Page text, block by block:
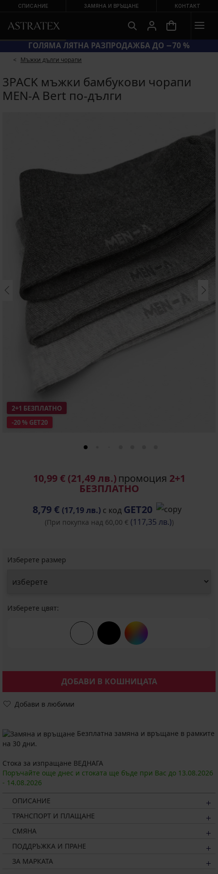
СПИСАНИЕ ЗАМЯНА И ВРЪЩАНЕ КОНТАКТ
ГОЛЯМА ЛЯТНА РАЗПРОДАЖБА ДО −70 %
Мъжки дълги чорапи
3PACK мъжки бамбукови чорапи
MEN-A Bert по-дълги
-20 % GET20
2+1 БЕЗПЛАТНО
10,99 € (21,49 лв.) промоция 2+1
БЕЗПЛАТНО
8,79 € (17,19 лв.) с код GET20
(При покупка над 60,00 € (117,35 лв.))
Изберете размер
Изберете цвят:
ДОБАВИ В КОШНИЦАТА
Добави в любими
Безплатна замяна и връщане в рамките
на 30 дни.
Стока за изпращане ВЕДНАГА
Поръчайте още днес и стоката ще бъде при Вас до 13.08.2026
- 14.08.2026
ОПИСАНИЕ
ТРАНСПОРТ И ПЛАЩАНЕ
СМЯНА
ПОДДРЪЖКА И ПРАНЕ
ЗА МАРКАТА